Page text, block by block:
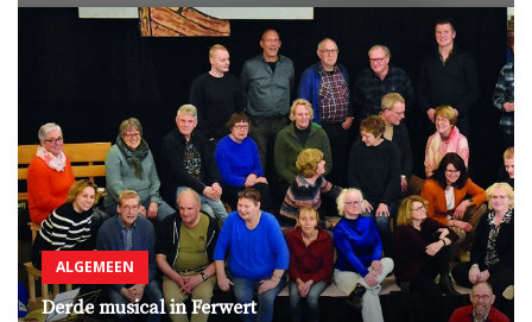
ALGEMEEN
Derde musical in Ferwert